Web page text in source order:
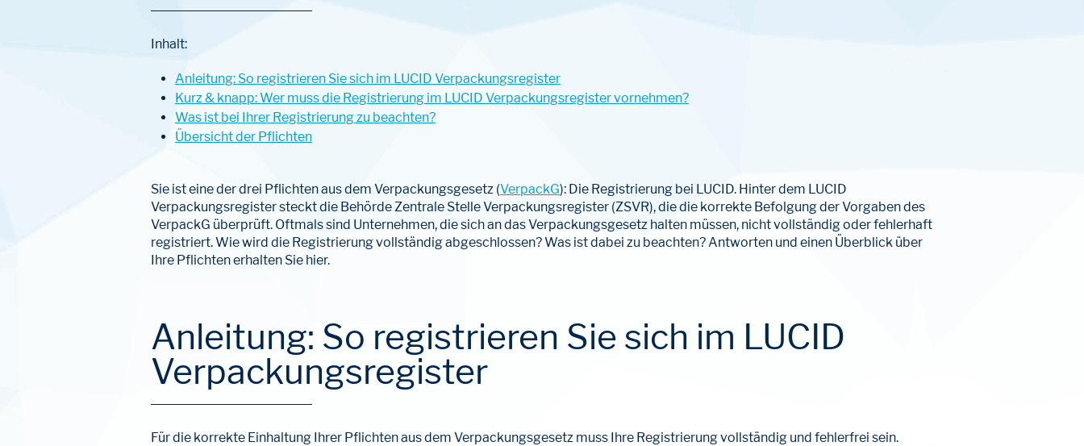
Inhalt:
Anleitung: So registrieren Sie sich im LUCID Verpackungsregister
Kurz & knapp: Wer muss die Registrierung im LUCID Verpackungsregister vornehmen?
Was ist bei Ihrer Registrierung zu beachten?
Übersicht der Pflichten
Sie ist eine der drei Pflichten aus dem Verpackungsgesetz (VerpackG): Die Registrierung bei LUCID. Hinter dem LUCID
Verpackungsregister steckt die Behörde Zentrale Stelle Verpackungsregister (ZSVR), die die korrekte Befolgung der Vorgaben des
VerpackG überprüft. Oftmals sind Unternehmen, die sich an das Verpackungsgesetz halten müssen, nicht vollständig oder fehlerhaft
registriert. Wie wird die Registrierung vollständig abgeschlossen? Was ist dabei zu beachten? Antworten und einen Überblick über
Ihre Pflichten erhalten Sie hier.
Anleitung: So registrieren Sie sich im LUCID
Verpackungsregister
Für die korrekte Einhaltung Ihrer Pflichten aus dem Verpackungsgesetz muss Ihre Registrierung vollständig und fehlerfrei sein.